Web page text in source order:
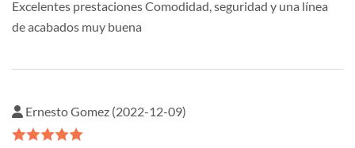
Excelentes prestaciones Comodidad, seguridad y una línea
de acabados muy buena
Ernesto Gomez (2022-12-09)